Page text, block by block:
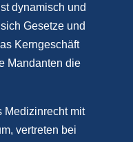
dynamisch und
Gesetze und
Kerngeschäft
Mandanten die
Medizinrecht mit
vertreten bei